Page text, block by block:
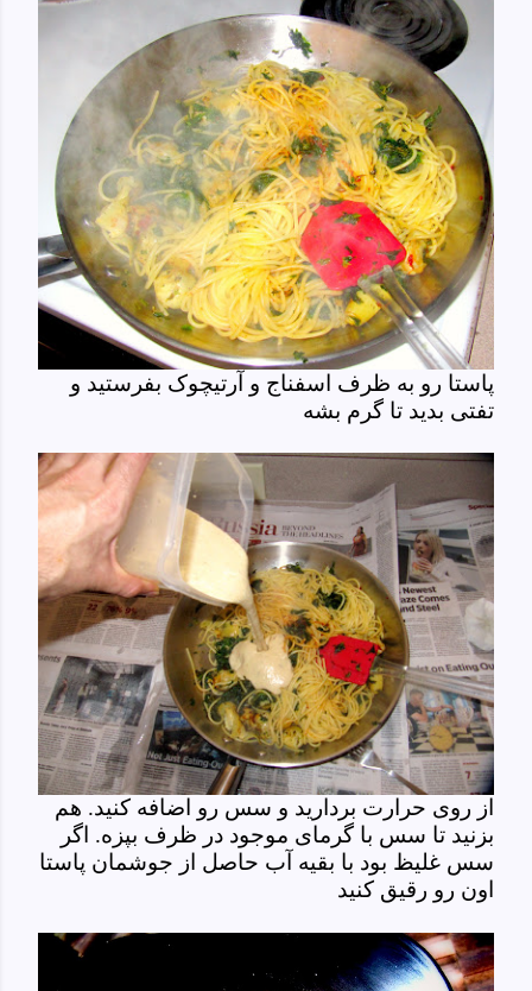
پاستا رو به ظرف اسفناج و آرتیچوک بفرستید و
تفتی بدید تا گرم بشه
از روی حرارت بردارید و سس رو اضافه کنید. هم
بزنید تا سس با گرمای موجود در ظرف بپزه. اگر
سس غلیظ بود با بقیه آب حاصل از جوشمان پاستا
اون رو رقیق کنید